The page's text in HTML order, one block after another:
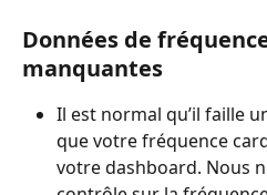
Données de
manquantes
Il est normal qu’il faille
que votre fréquence
votre dashboard. Nous